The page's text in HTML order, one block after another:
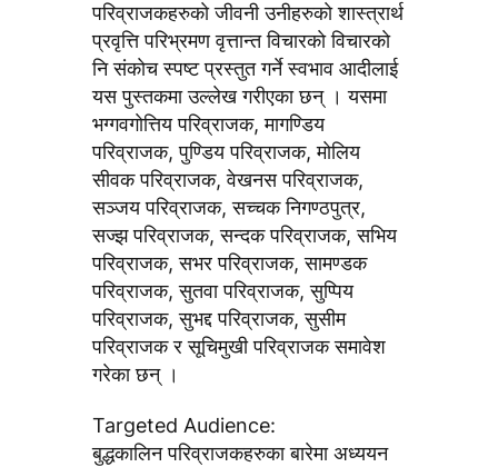
परिव्राजकहरुकाे जीवनी उनीहरुकाे शास्त्रार्थ
प्रवृत्ति परिभ्रमण वृत्तान्त विचारकाे विचारकाे
नि संकाेच स्पष्ट प्रस्तुत गर्ने स्वभाव आदीलाई
यस पुस्तकमा उल्लेख गरीएका छन् । यसमा
भग्गवगाेत्तिय परिव्राजक, मागण्डिय
परिव्राजक, पुण्डिय परिव्राजक, माेलिय
सीवक परिव्राजक, वेखनस परिव्राजक,
सञ्जय परिव्राजक, सच्चक निगण्ठपुत्र,
सज्झ परिव्राजक, सन्दक परिव्राजक, सभिय
परिव्राजक, सभर परिव्राजक, सामण्डक
परिव्राजक, सुतवा परिव्राजक, सुप्पिय
परिव्राजक, सुभद्द परिव्राजक, सुसीम
परिव्राजक र सूचिमुखी परिव्राजक समावेश
गरेका छन् ।
Targeted Audience:
बुद्धकालिन परिव्राजकहरुका बारेमा अध्ययन